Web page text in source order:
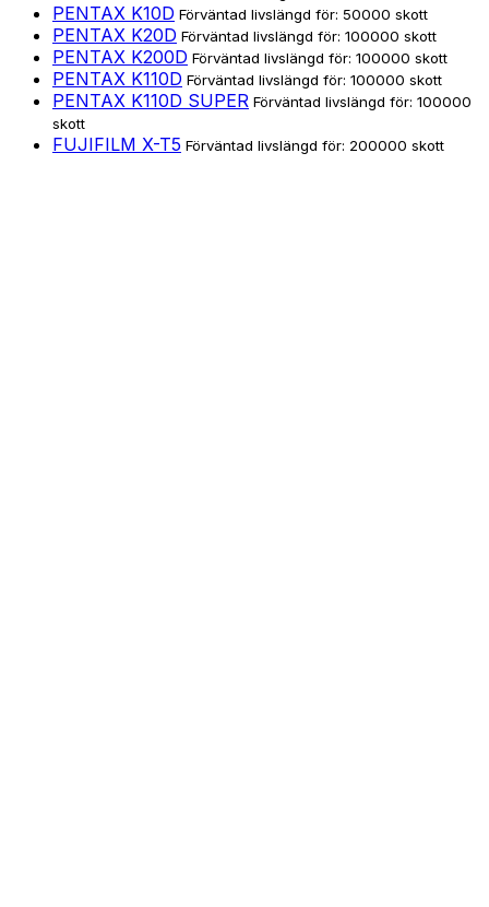
PENTAX K10D Förväntad livslängd för: 50000 skott
PENTAX K20D Förväntad livslängd för: 100000 skott
PENTAX K200D Förväntad livslängd för: 100000 skott
PENTAX K110D Förväntad livslängd för: 100000 skott
PENTAX K110D SUPER Förväntad livslängd för: 100000
skott
FUJIFILM X-T5 Förväntad livslängd för: 200000 skott